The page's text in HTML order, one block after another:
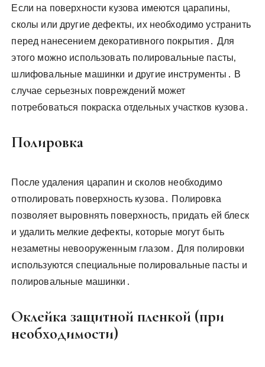
Если на поверхности кузова имеются царапины‚
сколы или другие дефекты‚ их необходимо устранить
перед нанесением декоративного покрытия․ Для
этого можно использовать полировальные пасты‚
шлифовальные машинки и другие инструменты․ В
случае серьезных повреждений может
потребоваться покраска отдельных участков кузова․
Полировка
После удаления царапин и сколов необходимо
отполировать поверхность кузова․ Полировка
позволяет выровнять поверхность‚ придать ей блеск
и удалить мелкие дефекты‚ которые могут быть
незаметны невооруженным глазом․ Для полировки
используются специальные полировальные пасты и
полировальные машинки․
Оклейка защитной пленкой (при
необходимости)